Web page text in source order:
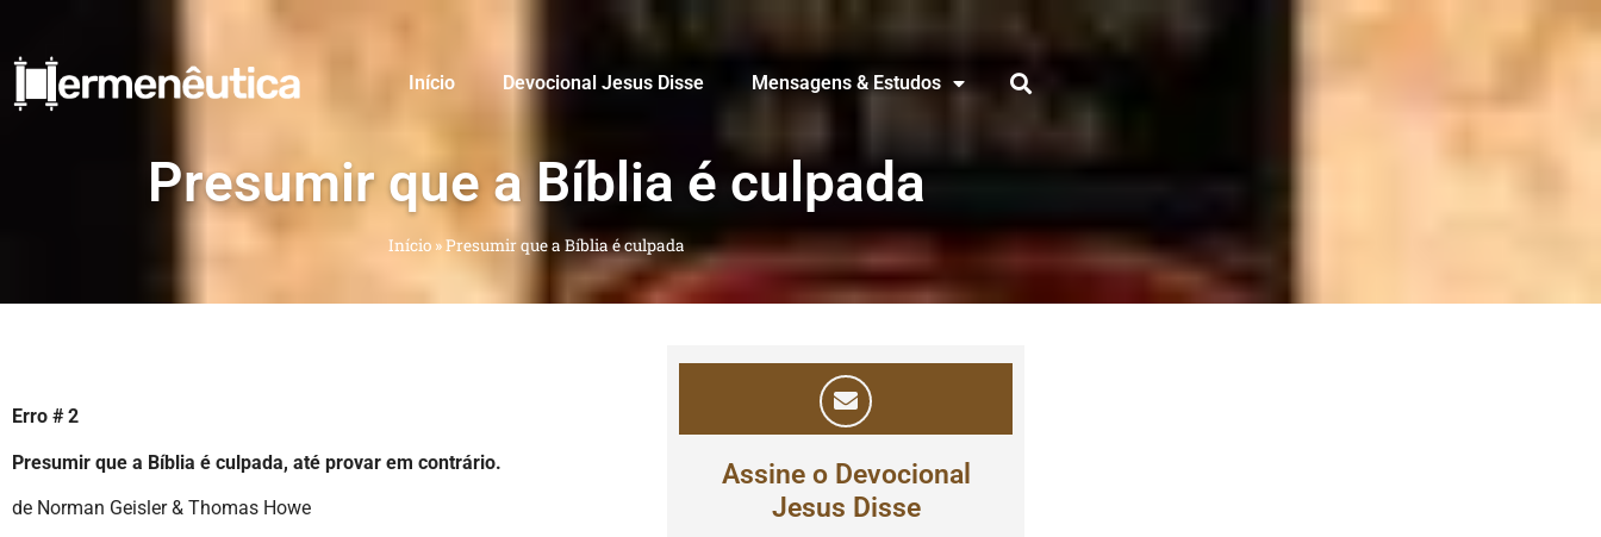
Início Devocional Jesus Disse Mensagens & Estudos
Presumir que a Bíblia é culpada
Início»Presumir que a Bíblia é culpada
Erro # 2
Presumir que a Bíblia é culpada, até provar em contrário.
de Norman Geisler & Thomas Howe
Assine o Devocional
Jesus Disse